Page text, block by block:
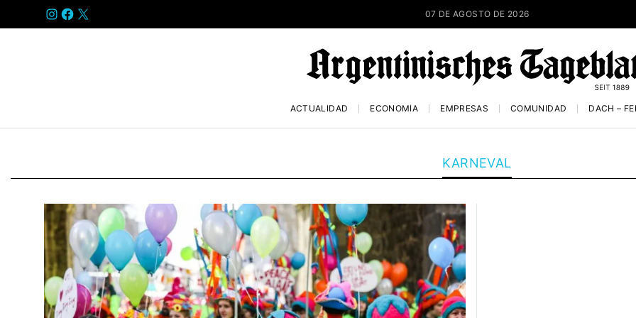
INSTAGRAM
FACEBOOK
X 07 DE AGOSTO DE 2026
ACTUALIDAD ECONOMÍA EMPRESAS COMUNIDAD DACH –
KARNEVAL